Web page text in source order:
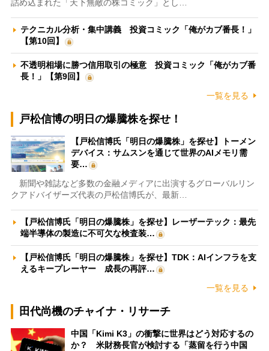
詰め込まれた「天下無敵の株コミック」とし…
テクニカル分析・集中講義 投資コミック「俺がカブ番長！」
【第10回】
不透明相場に勝つ信用取引の極意 投資コミック「俺がカブ番
長！」【第9回】
一覧を見る
戸松信博の明日の爆騰株を探せ！
【戸松信博氏「明日の爆騰株」を探せ】トーメン
デバイス：サムスンを通じて世界のAIメモリ需
要…
新聞や雑誌など多数の金融メディアに出演するグローバルリン
クアドバイザーズ代表の戸松信博氏が、最新…
【戸松信博氏「明日の爆騰株」を探せ】レーザーテック：最先
端半導体の製造に不可欠な検査装…
【戸松信博氏「明日の爆騰株」を探せ】TDK：AIインフラを支
えるキープレーヤー 成長の再評…
一覧を見る
田代尚機のチャイナ・リサーチ
中国「Kimi K3」の衝撃に世界はどう対応するの
か？ 米財務長官が検討する「蒸留を行う中国